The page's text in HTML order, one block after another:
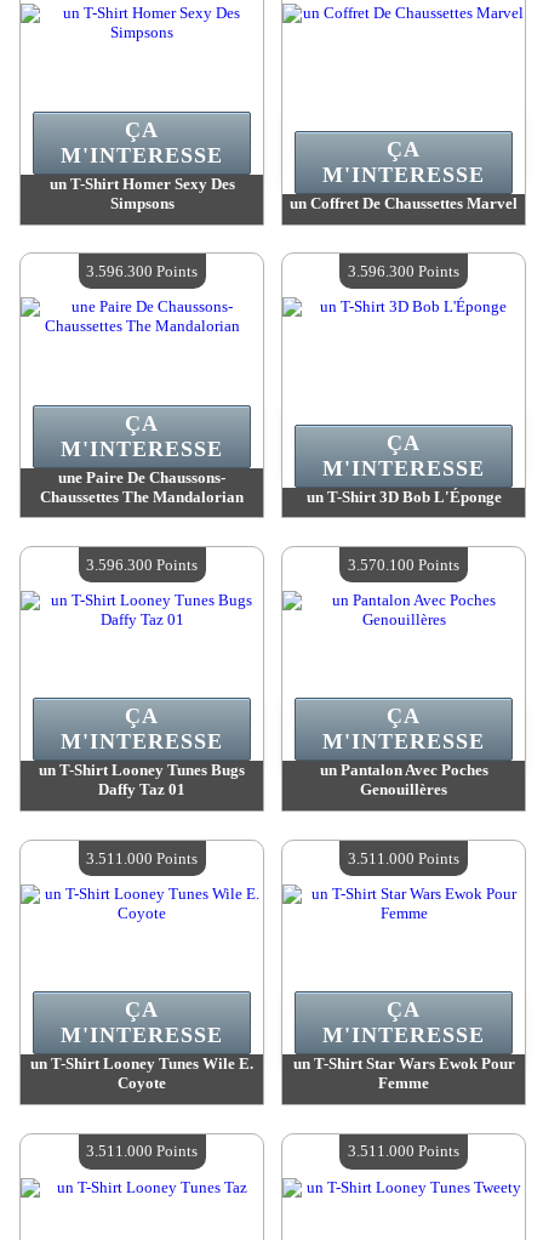
un T-Shirt Homer Sexy Des
Simpsons
Quantité Disponible :4
ÇA
M'INTERESSE
un Coffret De Chaussettes Marvel
Quantité Disponible :4
ÇA
M'INTERESSE
une Paire De Chaussons-
Chaussettes The Mandalorian
Quantité Disponible :4
ÇA
M'INTERESSE
3.596.300 Points
un T-Shirt 3D Bob L'Éponge
Quantité Disponible :4
ÇA
M'INTERESSE
3.596.300 Points
un T-Shirt Looney Tunes Bugs
Daffy Taz 01
Quantité Disponible :4
ÇA
M'INTERESSE
3.596.300 Points
un Pantalon Avec Poches
Genouillères
Quantité Disponible :4
ÇA
M'INTERESSE
3.570.100 Points
un T-Shirt Looney Tunes Wile E.
Coyote
Quantité Disponible :4
ÇA
M'INTERESSE
3.511.000 Points
un T-Shirt Star Wars Ewok Pour
Femme
Quantité Disponible :4
ÇA
M'INTERESSE
3.511.000 Points
3.511.000 Points 3.511.000 Points